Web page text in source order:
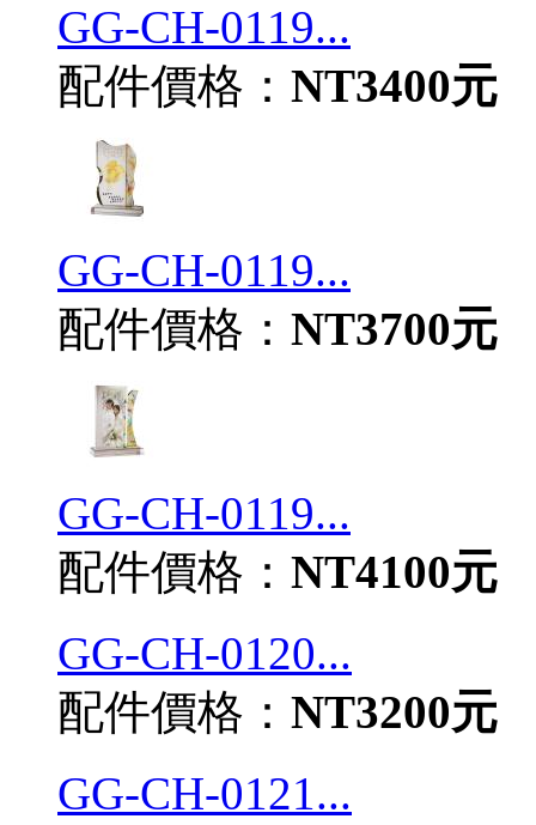
GG-CH-0119...
配件價格： NT3400元
GG-CH-0119...
配件價格： NT3700元
GG-CH-0119...
配件價格： NT4100元
GG-CH-0120...
配件價格： NT3200元
GG-CH-0121...